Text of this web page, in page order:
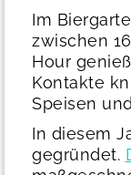
Im
zwischen
Hour
Kontakte
Speisen
In diesem
gegründet.